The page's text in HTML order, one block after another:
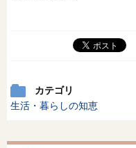
カテゴリ
生活・暮らしの知恵